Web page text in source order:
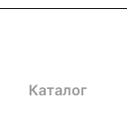
Каталог